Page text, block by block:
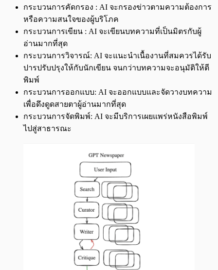
กระบวนการคัดกรอง : AI จะกรองข่าวตามความต้องการ
หรือความสนใจของผู้บริโภค
กระบวนการเขียน : AI จะเขียนบทความที่เป็นมิตรกับผู้
อ่านมากที่สุด
กระบวนการวิจารณ์: AI จะแนะนำเนื้องานที่สมควรได้รับ
ปารปรับปรุงให้กับนักเขียน จนกว่าบทความจะอนุมัติให้ตี
พิมพ์
กระบวนการออกแบบ: AI จะออกแบบและจัดวางบทความ
เพื่อดึงดูดสายตาผู้อ่านมากที่สุด
กระบวนการจัดพิมพ์: AI จะมีบริการเผยแพร่หนังสือพิมพ์
ไปสู่สาธารณะ